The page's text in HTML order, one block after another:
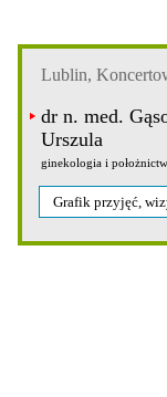
Lublin,
dr n. med.
Urszula
ginekologia i
Grafik przyjęć,